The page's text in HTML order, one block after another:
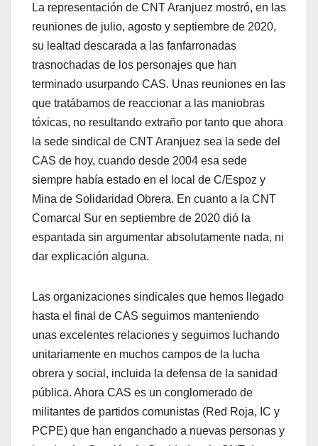
La representación de CNT Aranjuez mostró, en las
reuniones de julio, agosto y septiembre de 2020,
su lealtad descarada a las fanfarronadas
trasnochadas de los personajes que han
terminado usurpando CAS. Unas reuniones en las
que tratábamos de reaccionar a las maniobras
tóxicas, no resultando extraño por tanto que ahora
la sede sindical de CNT Aranjuez sea la sede del
CAS de hoy, cuando desde 2004 esa sede
siempre había estado en el local de C/Espoz y
Mina de Solidaridad Obrera. En cuanto a la CNT
Comarcal Sur en septiembre de 2020 dió la
espantada sin argumentar absolutamente nada, ni
dar explicación alguna.
Las organizaciones sindicales que hemos llegado
hasta el final de CAS seguimos manteniendo
unas excelentes relaciones y seguimos luchando
unitariamente en muchos campos de la lucha
obrera y social, incluida la defensa de la sanidad
pública. Ahora CAS es un conglomerado de
militantes de partidos comunistas (Red Roja, IC y
PCPE) que han enganchado a nuevas personas y